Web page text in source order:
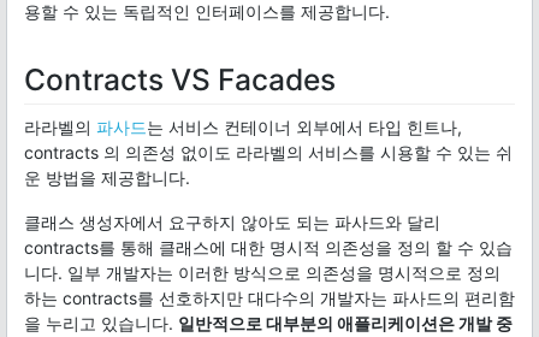
용할 수 있는 독립적인 인터페이스를 제공합니다.
Contracts VS Facades
라라벨의 파사드는 서비스 컨테이너 외부에서 타입 힌트나,
contracts 의 의존성 없이도 라라벨의 서비스를 시용할 수 있는 쉬
운 방법을 제공합니다.
클래스 생성자에서 요구하지 않아도 되는 파사드와 달리
contracts를 통해 클래스에 대한 명시적 의존성을 정의 할 수 있습
니다. 일부 개발자는 이러한 방식으로 의존성을 명시적으로 정의
하는 contracts를 선호하지만 대다수의 개발자는 파사드의 편리함
을 누리고 있습니다. 일반적으로 대부분의 애플리케이션은 개발 중